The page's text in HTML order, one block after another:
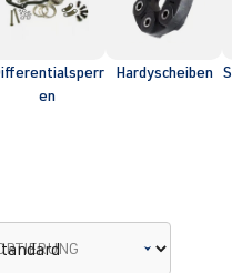
en
Hardyscheiben